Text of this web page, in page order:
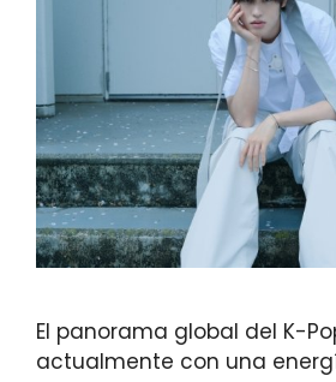
El panorama global del K-
actualmente con una